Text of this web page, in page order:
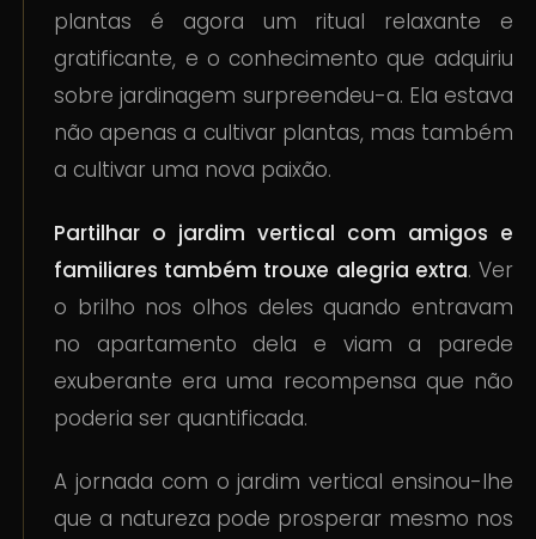
plantas é agora um ritual relaxante e
gratificante, e o conhecimento que adquiriu
sobre jardinagem surpreendeu-a. Ela estava
não apenas a cultivar plantas, mas também
a cultivar uma nova paixão.
Partilhar o jardim vertical com amigos e
familiares também trouxe alegria extra. Ver
o brilho nos olhos deles quando entravam
no apartamento dela e viam a parede
exuberante era uma recompensa que não
poderia ser quantificada.
A jornada com o jardim vertical ensinou-lhe
que a natureza pode prosperar mesmo nos